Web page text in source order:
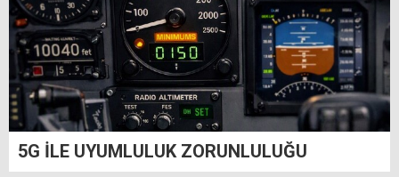
5G İLE UYUMLULUK ZORUNLULUĞU